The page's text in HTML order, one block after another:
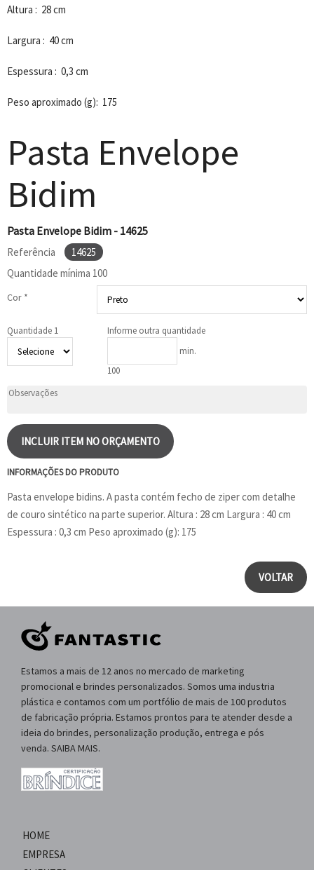
Altura : 28 cm
Largura : 40 cm
Espessura : 0,3 cm
Peso aproximado (g): 175
Pasta Envelope
Bidim
Pasta Envelope Bidim - 14625
Referência
14625
Quantidade mínima 100
Cor *
Quantidade 1
Informe outra quantidade
min.
100
INCLUIR ITEM NO ORÇAMENTO
INFORMAÇÕES DO PRODUTO
Pasta envelope bidins. A pasta contém fecho de ziper com detalhe
de couro sintético na parte superior. Altura : 28 cm Largura : 40 cm
Espessura : 0,3 cm Peso aproximado (g): 175
VOLTAR
Estamos a mais de 12 anos no mercado de marketing
promocional e brindes personalizados. Somos uma industria
plástica e contamos com um portfólio de mais de 100 produtos
de fabricação própria. Estamos prontos para te atender desde a
ideia do brindes, personalização produção, entrega e pós
venda. SAIBA MAIS.
HOME
EMPRESA